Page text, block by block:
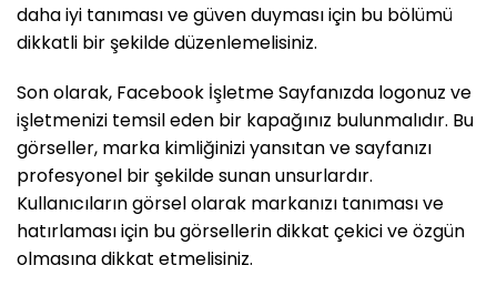
daha iyi tanıması ve güven duyması için bu bölümü
dikkatli bir şekilde düzenlemelisiniz.
Son olarak, Facebook İşletme Sayfanızda logonuz ve
işletmenizi temsil eden bir kapağınız bulunmalıdır. Bu
görseller, marka kimliğinizi yansıtan ve sayfanızı
profesyonel bir şekilde sunan unsurlardır.
Kullanıcıların görsel olarak markanızı tanıması ve
hatırlaması için bu görsellerin dikkat çekici ve özgün
olmasına dikkat etmelisiniz.